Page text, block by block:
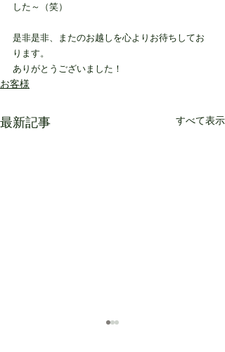
した～（笑）
是非是非、またのお越しを心よりお待ちしてお
ります。
ありがとうございました！
お客様
最新記事 すべて表示